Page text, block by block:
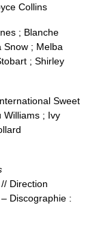
Collins
; Blanche
Snow ; Melba
; Shirley
Sweet
Williams ; Ivy
// Direction
Discographie :